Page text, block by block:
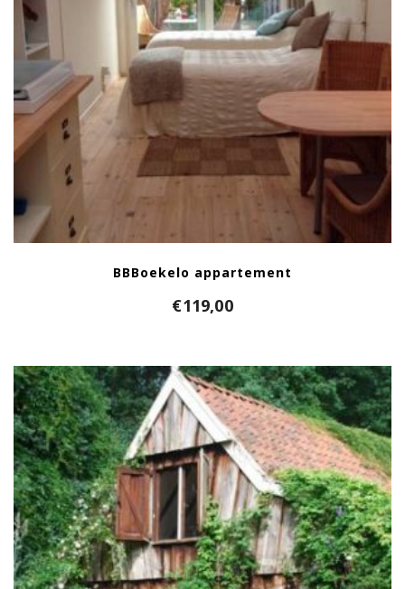
BBBoekelo appartement
€119,00